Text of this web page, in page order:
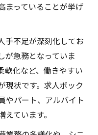
まっていることが挙げ
手不足が深刻化してお
が急務となっていま
軟化など、働きやすい
現状です。求人ボック
やパート、アルバイト
ています。